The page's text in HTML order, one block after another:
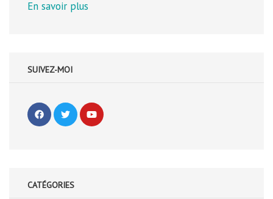
En savoir plus
SUIVEZ-MOI
CATÉGORIES